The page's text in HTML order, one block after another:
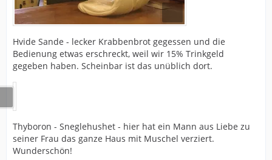
Hvide Sande - lecker Krabbenbrot gegessen und die
Bedienung etwas erschreckt, weil wir 15% Trinkgeld
gegeben haben. Scheinbar ist das unüblich dort.
Thyboron - Sneglehushet - hier hat ein Mann aus Liebe zu
seiner Frau das ganze Haus mit Muschel verziert.
Wunderschön!